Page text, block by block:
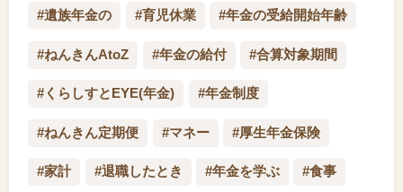
#遺族年金の #育児休業 #年金の受給開始年齢
#ねんきんAtoZ #年金の給付 #合算対象期間
#くらしすとEYE(年金) #年金制度
#ねんきん定期便 #マネー #厚生年金保険
#家計 #退職したとき #年金を学ぶ #食事